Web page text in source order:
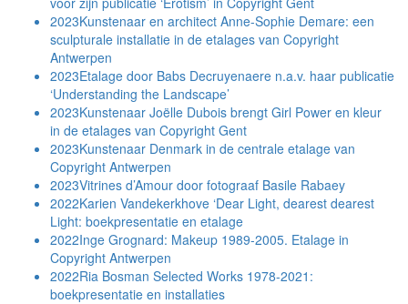
2023Kunstenaar en architect Anne-Sophie Demare: een
sculpturale installatie in de etalages van Copyright
Antwerpen
2023Etalage door Babs Decruyenaere n.a.v. haar publicatie
‘Understanding the Landscape’
2023Kunstenaar Joëlle Dubois brengt Girl Power en kleur
in de etalages van Copyright Gent
2023Kunstenaar Denmark in de centrale etalage van
Copyright Antwerpen
2023Vitrines d’Amour door fotograaf Basile Rabaey
2022Karien Vandekerkhove ‘Dear Light, dearest dearest
Light: boekpresentatie en etalage
2022Inge Grognard: Makeup 1989-2005. Etalage in
Copyright Antwerpen
2022Ria Bosman Selected Works 1978-2021:
boekpresentatie en installaties